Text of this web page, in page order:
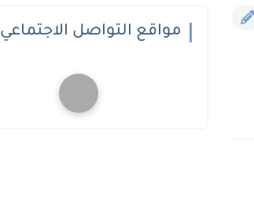
مواقع التواصل الاجتماعي